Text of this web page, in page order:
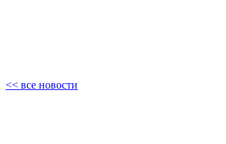
<< все новости